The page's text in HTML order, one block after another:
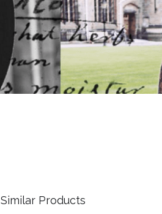
Similar Products